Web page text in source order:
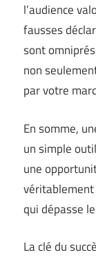
l’audience
fausses
sont
non
par votre
En somme,
un simple
une
qui dépasse
La clé du